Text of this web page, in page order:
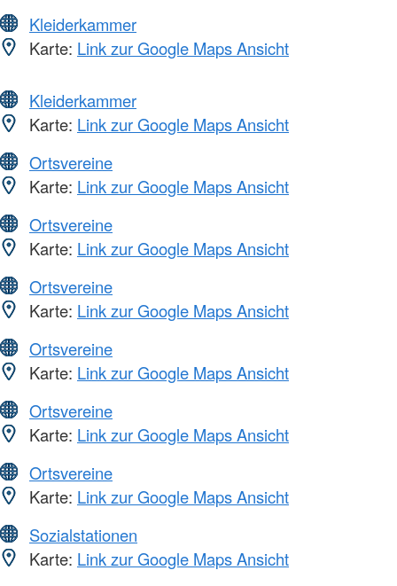
Kleiderkammer
Karte: Link zur Google Maps Ansicht
Kleiderkammer
Karte: Link zur Google Maps Ansicht
Ortsvereine
Karte: Link zur Google Maps Ansicht
Ortsvereine
Karte: Link zur Google Maps Ansicht
Ortsvereine
Karte: Link zur Google Maps Ansicht
Ortsvereine
Karte: Link zur Google Maps Ansicht
Ortsvereine
Karte: Link zur Google Maps Ansicht
Ortsvereine
Karte: Link zur Google Maps Ansicht
Sozialstationen
Karte: Link zur Google Maps Ansicht